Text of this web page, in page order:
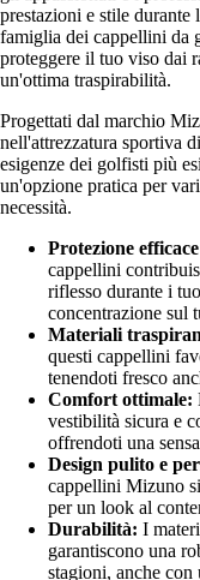
prestazioni e stile durante
famiglia dei cappellini da
proteggere il tuo viso dai
un'ottima traspirabilità.
Progettati dal marchio
nell'attrezzatura sportiva
esigenze dei golfisti più
un'opzione pratica per
necessità.
Protezione
cappellini
riflesso durante i
concentrazione sul
Materiali
questi cappellini
tenendoti fresco
Comfort ottimale:
vestibilità sicura e
offrendoti una
Design pulito e
cappellini Mizuno
per un look al
Durabilità: I
garantiscono una
stagioni, anche con